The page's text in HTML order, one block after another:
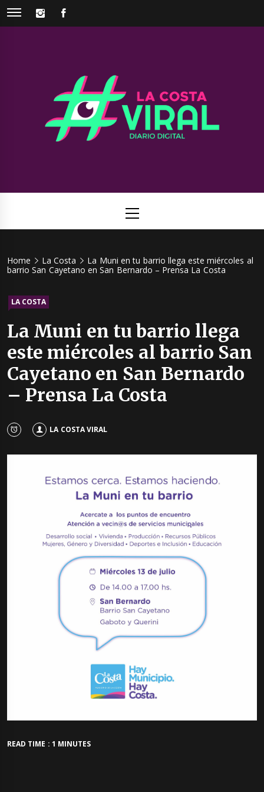
Skip
INSTAGRAM
Viral
Menu
Home La Costa
La Muni en tu barrio llega este miércoles al
barrio San Cayetano en San Bernardo – Prensa La Costa
LA COSTA
La Muni en tu barrio llega
este miércoles al barrio San
Cayetano en San Bernardo
– Prensa La Costa
LA COSTA VIRAL
READ TIME : 1 MINUTES